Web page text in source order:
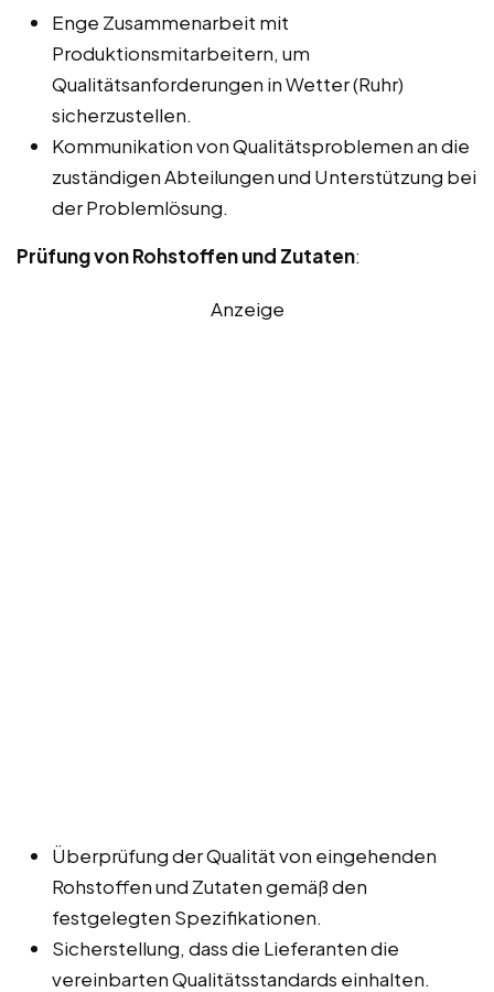
Enge Zusammenarbeit mit
Produktionsmitarbeitern, um
Qualitätsanforderungen in Wetter (Ruhr)
sicherzustellen.
Kommunikation von Qualitätsproblemen an die
zuständigen Abteilungen und Unterstützung bei
der Problemlösung.
Prüfung von Rohstoffen und Zutaten:
Anzeige
Überprüfung der Qualität von eingehenden
Rohstoffen und Zutaten gemäß den
festgelegten Spezifikationen.
Sicherstellung, dass die Lieferanten die
vereinbarten Qualitätsstandards einhalten.